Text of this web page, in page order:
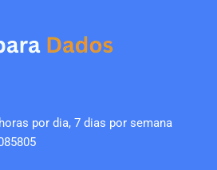
por dia, 7 dias por semana